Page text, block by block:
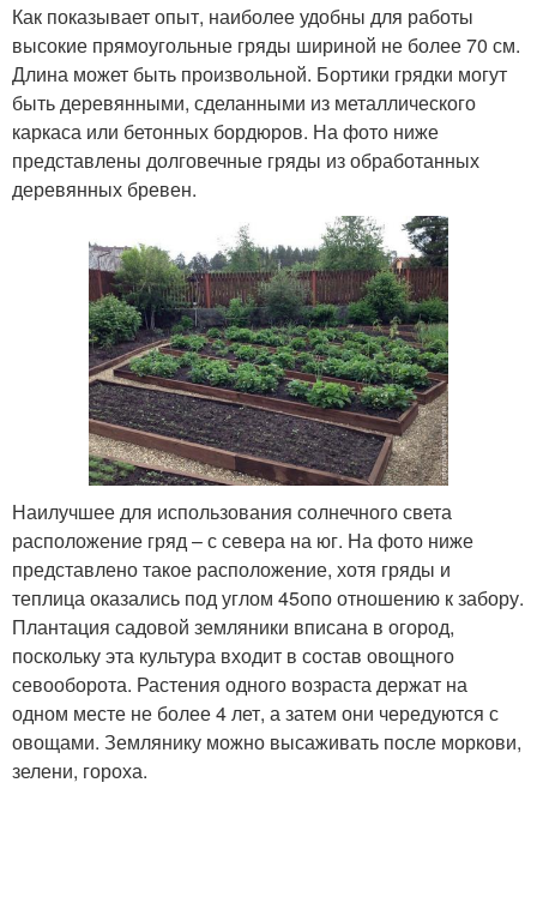
Как показывает опыт, наиболее удобны для работы
высокие прямоугольные гряды шириной не более 70 см.
Длина может быть произвольной. Бортики грядки могут
быть деревянными, сделанными из металлического
каркаса или бетонных бордюров. На фото ниже
представлены долговечные гряды из обработанных
деревянных бревен.
Наилучшее для использования солнечного света
расположение гряд – с севера на юг. На фото ниже
представлено такое расположение, хотя гряды и
теплица оказались под углом 45опо отношению к забору.
Плантация садовой земляники вписана в огород,
поскольку эта культура входит в состав овощного
севооборота. Растения одного возраста держат на
одном месте не более 4 лет, а затем они чередуются с
овощами. Землянику можно высаживать после моркови,
зелени, гороха.